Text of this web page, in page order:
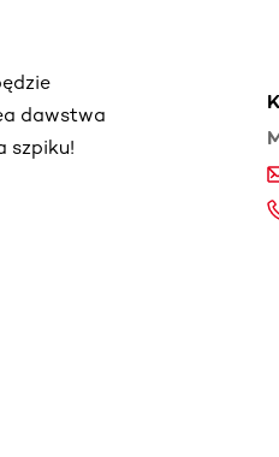
dawstwa
szpiku!